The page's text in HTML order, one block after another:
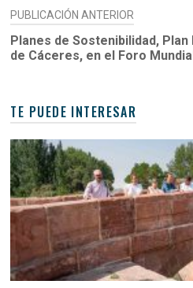
NAVEGACIÓN
DE
ENTRADAS
PUBLICACIÓN ANTERIOR
Planes de Sostenibilidad,
de Cáceres, en el Foro
TE PUEDE INTERESAR